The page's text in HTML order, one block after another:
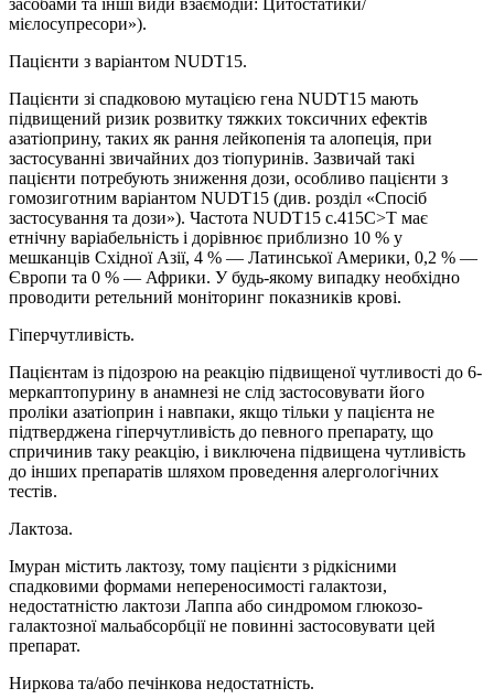
засобами та інші види взаємодій: Цитостатики/
мієлосупресори»).
Пацієнти з варіантом NUDT15.
Пацієнти зі спадковою мутацією гена NUDT15 мають
підвищений ризик розвитку тяжких токсичних ефектів
азатіоприну, таких як рання лейкопенія та алопеція, при
застосуванні звичайних доз тіопуринів. Зазвичай такі
пацієнти потребують зниження дози, особливо пацієнти з
гомозиготним варіантом NUDT15 (див. розділ «Спосіб
застосування та дози»). Частота NUDT15 c.415C>T має
етнічну варіабельність і дорівнює приблизно 10 % у
мешканців Східної Азії, 4 % — Латинської Америки, 0,2 % —
Європи та 0 % — Африки. У будь-якому випадку необхідно
проводити ретельний моніторинг показників крові.
Гіперчутливість.
Пацієнтам із підозрою на реакцію підвищеної чутливості до 6-
меркаптопурину в анамнезі не слід застосовувати його
проліки азатіоприн і навпаки, якщо тільки у пацієнта не
підтверджена гіперчутливість до певного препарату, що
спричинив таку реакцію, і виключена підвищена чутливість
до інших препаратів шляхом проведення алергологічних
тестів.
Лактоза.
Імуран містить лактозу, тому пацієнти з рідкісними
спадковими формами непереносимості галактози,
недостатністю лактози Лаппа або синдромом глюкозо-
галактозної мальабсорбції не повинні застосовувати цей
препарат.
Ниркова та/або печінкова недостатність.